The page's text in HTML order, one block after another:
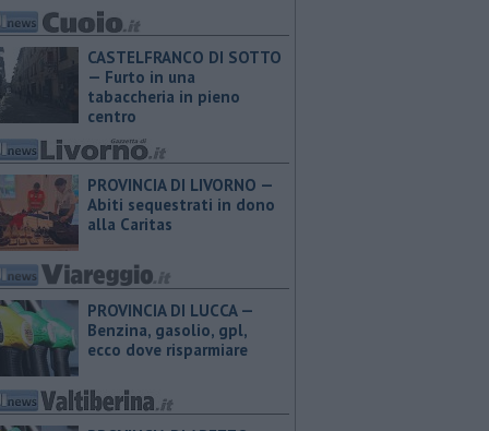
CASTELFRANCO DI SOTTO
— Furto in una
tabaccheria in pieno
centro
PROVINCIA DI LIVORNO —
Abiti sequestrati in dono
alla Caritas
PROVINCIA DI LUCCA — ​
Benzina, gasolio, gpl,
ecco dove risparmiare